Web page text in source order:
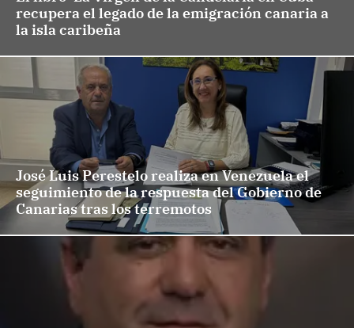
recupera el legado de la emigración canaria a
la isla caribeña
José Luis Perestelo realiza en Venezuela el
seguimiento de la respuesta del Gobierno de
Canarias tras los terremotos